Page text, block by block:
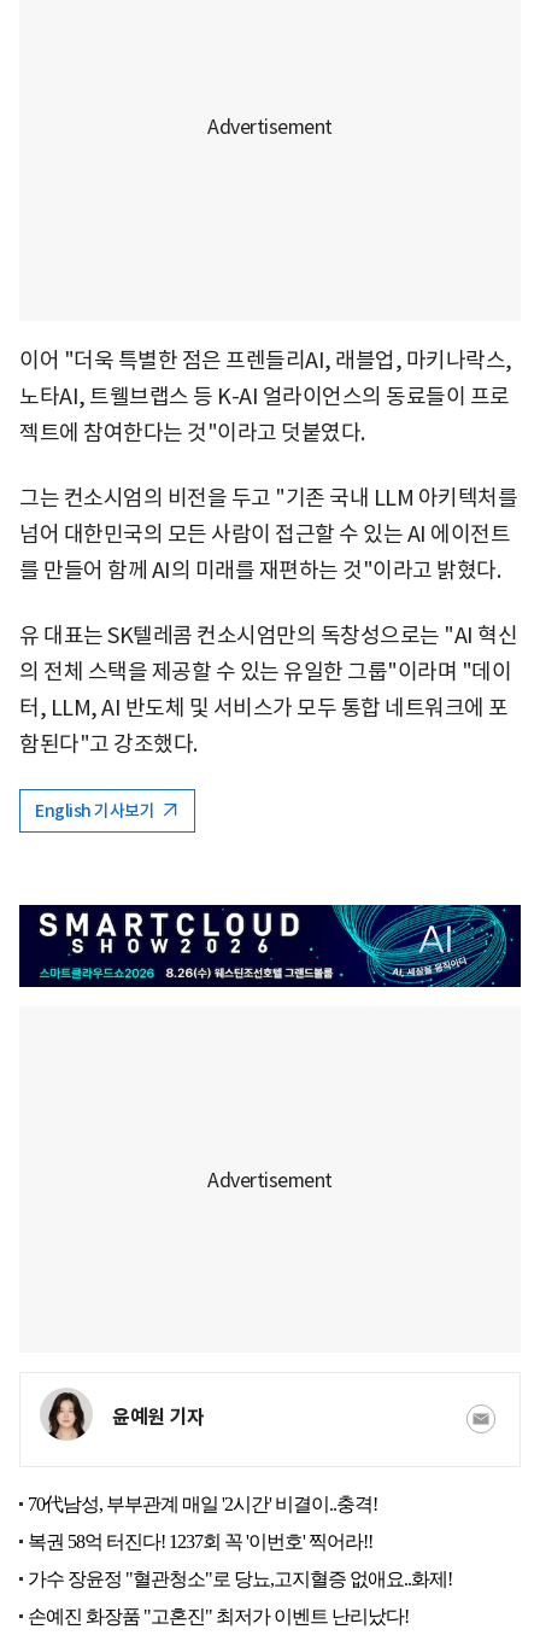
이어 "더욱 특별한 점은 프렌들리AI, 래블업, 마키나락스,
노타AI, 트웰브랩스 등 K-AI 얼라이언스의 동료들이 프로
젝트에 참여한다는 것"이라고 덧붙였다.
그는 컨소시엄의 비전을 두고 "기존 국내 LLM 아키텍처를
넘어 대한민국의 모든 사람이 접근할 수 있는 AI 에이전트
를 만들어 함께 AI의 미래를 재편하는 것"이라고 밝혔다.
유 대표는 SK텔레콤 컨소시엄만의 독창성으로는 "AI 혁신
의 전체 스택을 제공할 수 있는 유일한 그룹"이라며 "데이
터, LLM, AI 반도체 및 서비스가 모두 통합 네트워크에 포
함된다"고 강조했다.
English 기사보기
윤예원 기자